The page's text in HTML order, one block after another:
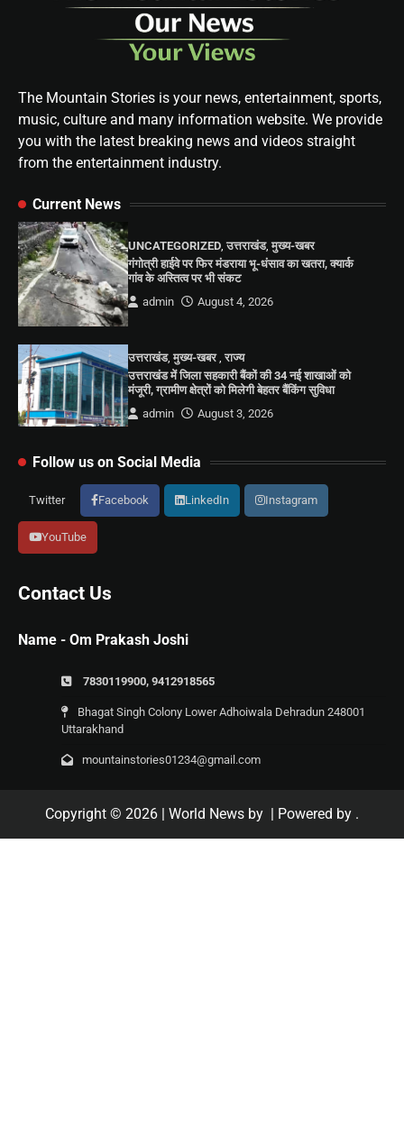
The Mountain Stories is your news, entertainment, sports,
music, culture and many information website. We provide
you with the latest breaking news and videos straight
from the entertainment industry.
Current News
UNCATEGORIZED,उत्तराखंड,मुख्य-खबर
गंगोत्री हाईवे पर फिर मंडराया भू-धंसाव का खतरा, क्यार्क
गांव के अस्तित्व पर भी संकट
admin
August 4, 2026
उत्तराखंड,मुख्य-खबर ,राज्य
उत्तराखंड में जिला सहकारी बैंकों की 34 नई शाखाओं को
मंजूरी, ग्रामीण क्षेत्रों को मिलेगी बेहतर बैंकिंग सुविधा
admin
August 3, 2026
Follow us on Social Media
Twitter Facebook LinkedIn Instagram
YouTube
Contact Us
Name - Om Prakash Joshi
7830119900, 9412918565
Bhagat Singh Colony Lower Adhoiwala Dehradun 248001
Uttarakhand
mountainstories01234@gmail.com
Copyright © 2026 | World News by | Powered by .